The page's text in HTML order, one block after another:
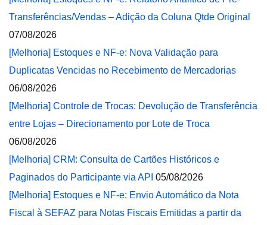
Transferências/Vendas – Adição da Coluna Qtde Original
07/08/2026
[Melhoria] Estoques e NF-e: Nova Validação para
Duplicatas Vencidas no Recebimento de Mercadorias
06/08/2026
[Melhoria] Controle de Trocas: Devolução de Transferência
entre Lojas – Direcionamento por Lote de Troca
06/08/2026
[Melhoria] CRM: Consulta de Cartões Históricos e
Paginados do Participante via API 05/08/2026
[Melhoria] Estoques e NF-e: Envio Automático da Nota
Fiscal à SEFAZ para Notas Fiscais Emitidas a partir da